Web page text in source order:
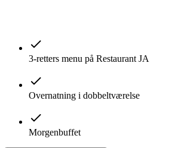
3-retters menu på Restaurant JA
Overnatning i dobbeltværelse
Morgenbuffet